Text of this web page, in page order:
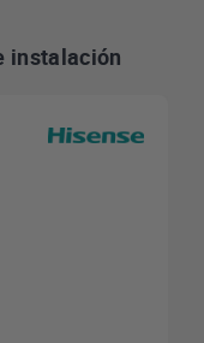
instalación